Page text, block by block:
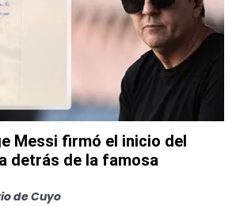
Messi firmó el inicio del
detrás de la famosa
de Cuyo